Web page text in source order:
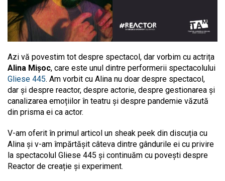
Azi vă povestim tot despre spectacol, dar vorbim cu actrița
Alina Mișoc, care este unul dintre performerii spectacolului
Gliese 445. Am vorbit cu Alina nu doar despre spectacol,
dar și despre reactor, despre actorie, despre gestionarea și
canalizarea emoțiilor în teatru și despre pandemie văzută
din prisma ei ca actor.
V-am oferit în primul articol un sheak peek din discuția cu
Alina și v-am împărtășit câteva dintre gândurile ei cu privire
la spectacolul Gliese 445 și continuăm cu povești despre
Reactor de creație și experiment.